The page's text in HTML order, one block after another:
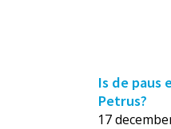
Is de paus
Petrus?
17